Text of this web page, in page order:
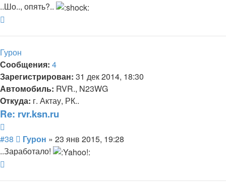
..Шо.., опять?..
Гурон
Сообщения: 4
Зарегистрирован: 31 дек 2014, 18:30
Автомобиль: RVR., N23WG
Откуда: г. Актау, РК..
Re: rvr.ksn.ru
#38
Сообщение
Гурон » 23 янв 2015, 19:28
..Заработало!